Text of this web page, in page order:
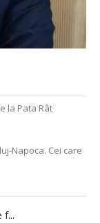
la Pata Rât
Napoca. Cei care
f...